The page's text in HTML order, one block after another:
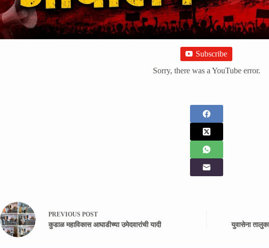
Subscribe
Sorry, there was a YouTube error.
PREVIOUS POST
कुडाळ महाविकास आघाडीच्या उमेदवारांची यादी युवासेना